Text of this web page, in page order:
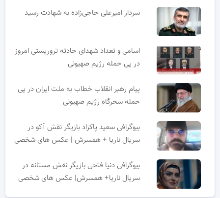
سردار امیرعلی حاجی‌زاده به شهادت رسید
اسامی و تعداد شهدای حادثه تروریستی امروز
در پی حمله رژیم صهیونی
پیام رهبر انقلاب خطاب به ملت ایران در پی
حمله سحرگاه رژیم صهیونی
بیوگرافی سعید پاکزاد بازیگر نقش آکو در
سریال ناریا + همسرش | عکس های شخصی
بیوگرافی دنیا فتحی بازیگر نقش مستانه در
سریال ناریا+ همسرش| عکس های شخصی